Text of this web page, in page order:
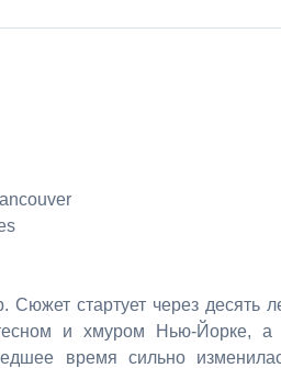
стартует через десять
и хмуром Нью-Йорке, а
время сильно